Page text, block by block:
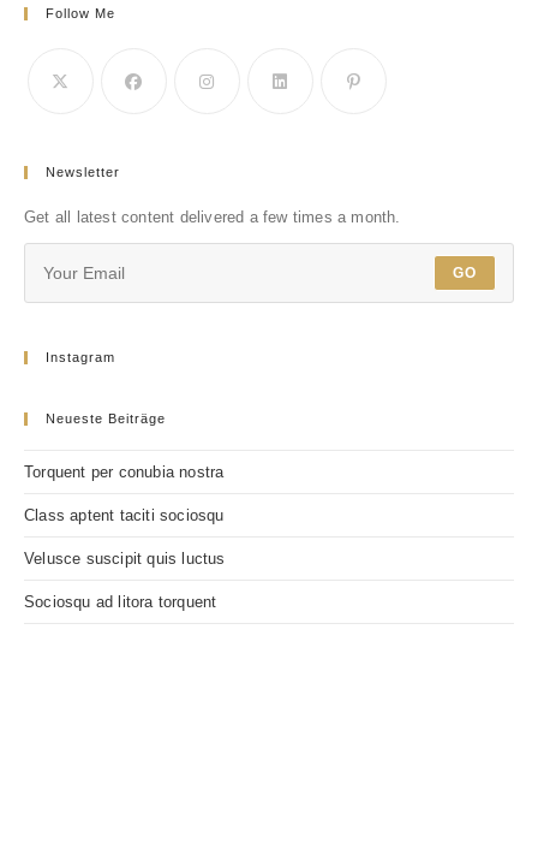
Follow Me
Newsletter
Get all latest content delivered a few times a month.
GO
Instagram
Neueste Beiträge
Torquent per conubia nostra
Class aptent taciti sociosqu
Velusce suscipit quis luctus
Sociosqu ad litora torquent